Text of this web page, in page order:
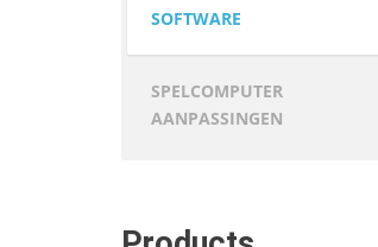
SOFTWARE
SPELCOMPUTER
AANPASSINGEN